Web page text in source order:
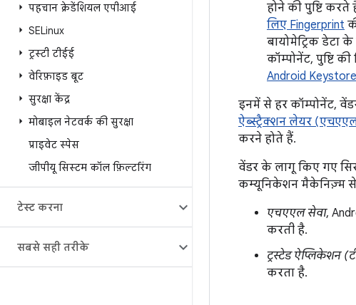
पहचान क्रेडेंशियल एपीआई
SELinux
ट्रस्टी टीईई
वेरिफ़ाइड बूट
सुरक्षा केंद्र
मोबाइल नेटवर्क की सुरक्षा
प्राइवेट स्पेस
जीपीयू सिस्टम कॉल फ़िल्टरिंग
टेस्ट करना
सबसे सही तरीके
होने की पुष्टि करते
लिए Fingerprint
बायोमेट्रिक डेटा
कॉम्पोनेंट, पुष्टि
Android
इनमें से हर कॉम्पोनेंट,
ऐब्स्ट्रैक्शन लेयर
करने होते हैं.
वेंडर के लागू किए गए
कम्यूनिकेशन मैकेनिज़्म
एचएएल सेवा,
करती है.
ट्रस्टेड ऐप्लिकेशन
करता है.